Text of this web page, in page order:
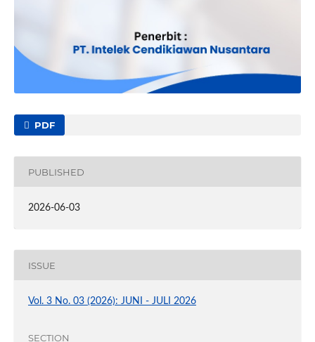
PDF
PUBLISHED
2026-06-03
ISSUE
Vol. 3 No. 03 (2026): JUNI - JULI 2026
SECTION